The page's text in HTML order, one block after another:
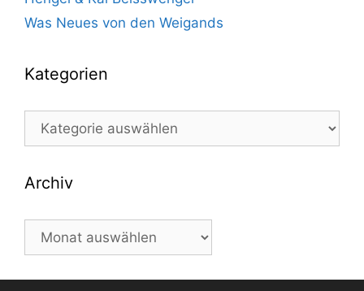
Was Neues von den Weigands
Kategorien
Kategorien
Archiv
Archiv